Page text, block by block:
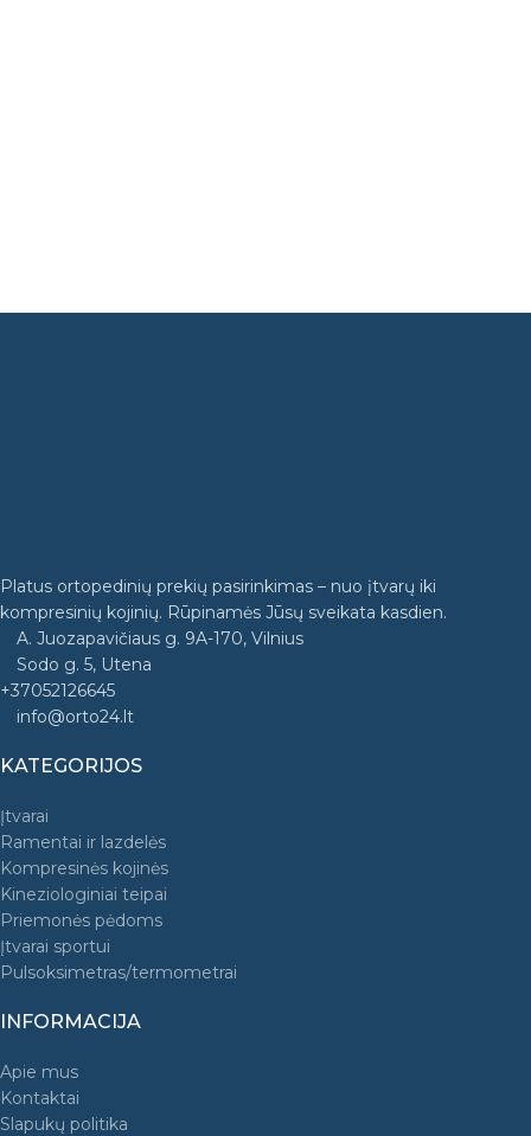
Platus ortopedinių prekių pasirinkimas – nuo įtvarų iki
kompresinių kojinių. Rūpinamės Jūsų sveikata kasdien.
A. Juozapavičiaus g. 9A-170, Vilnius
Sodo g. 5, Utena
+37052126645
info@orto24.lt
KATEGORIJOS
Įtvarai
Ramentai ir lazdelės
Kompresinės kojinės
Kineziologiniai teipai
Priemonės pėdoms
Įtvarai sportui
Pulsoksimetras/termometrai
INFORMACIJA
Apie mus
Kontaktai
Slapukų politika